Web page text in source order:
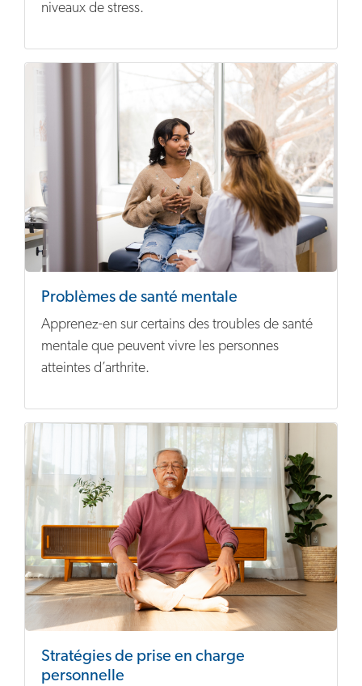
niveaux de stress.
Problèmes de santé mentale
Apprenez-en sur certains des troubles de santé
mentale que peuvent vivre les personnes
atteintes d’arthrite.
Stratégies de prise en charge
personnelle